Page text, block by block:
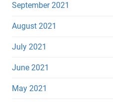
September 2021
August 2021
July 2021
June 2021
May 2021